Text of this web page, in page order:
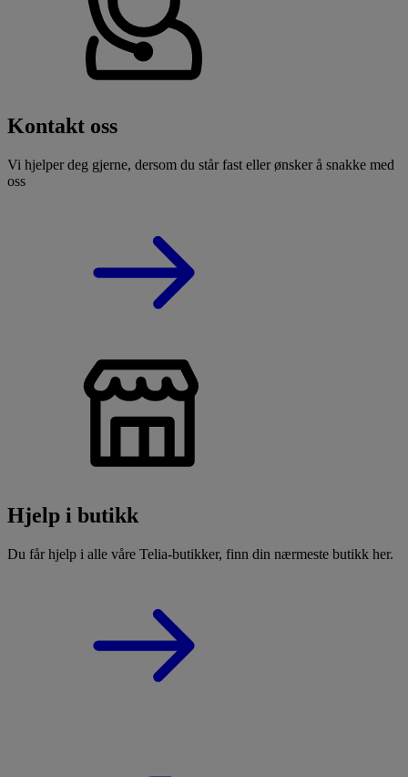
Kontakt oss
Vi hjelper deg gjerne, dersom du står fast eller ønsker å snakke med
oss
Hjelp i butikk
Du får hjelp i alle våre Telia-butikker, finn din nærmeste butikk her.